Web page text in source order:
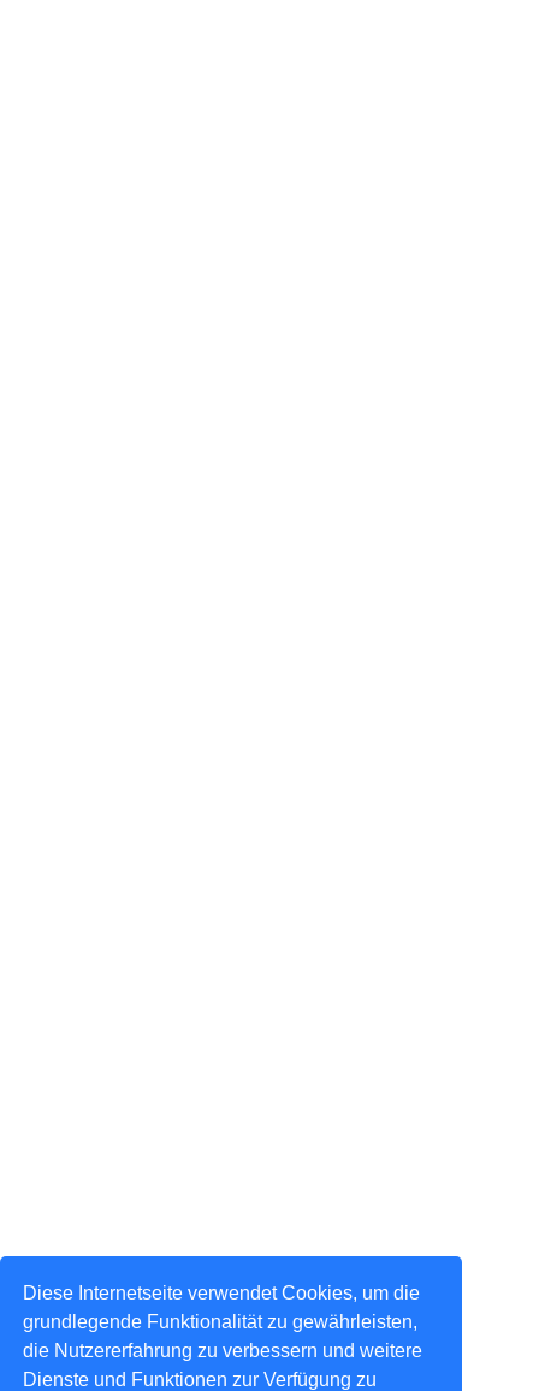
Diese Internetseite verwendet Cookies, um die
grundlegende Funktionalität zu gewährleisten,
die Nutzererfahrung zu verbessern und weitere
Dienste und Funktionen zur Verfügung zu